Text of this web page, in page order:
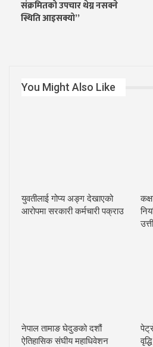
संक्रमितको उपचार थेग्न नसक्ने
स्थिति आइसक्यो”
You Might Also Like
युवतीलाई गोप्य अङ्ग देखाएको
आरोपमा सरकारी कर्मचारी पक्राउ
नेपाल तामाङ घेदुङको दशौं
ऐतिहासिक संघीय महाधिवेशन
वृद्धि